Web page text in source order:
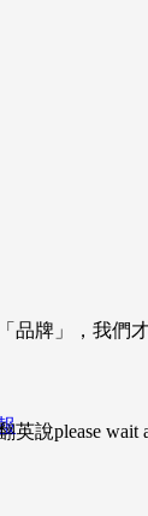
品牌」，我們
說please wait